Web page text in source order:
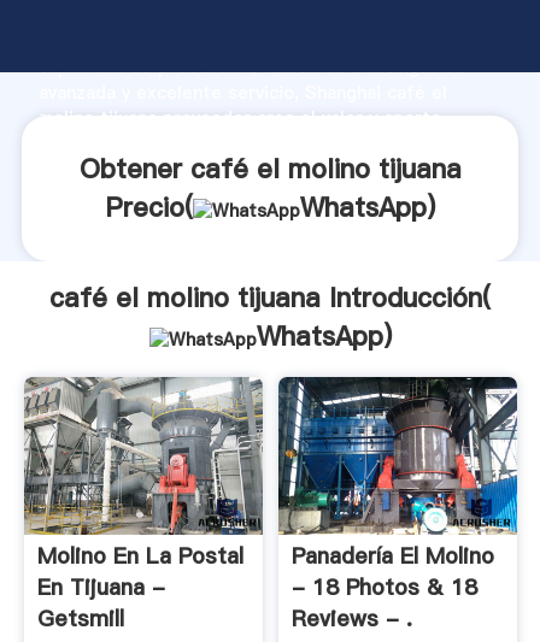
capacidad de producción, fuerza de investigación
molino tijuana proveedor crea el valor y aporta
Obtener café el molino tijuana
Precio(
WhatsApp)
café el molino tijuana Introducción(
WhatsApp)
Molino En La Postal
En Tijuana -
Getsmill
Panadería El Molino
- 18 Photos & 18
Reviews - .